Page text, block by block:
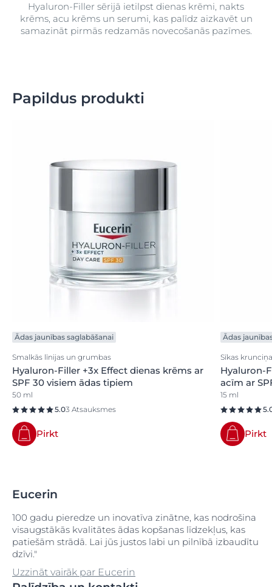
Hyaluron-Filler sērijā ietilpst dienas krēmi, nakts
krēms, acu krēms un serumi, kas palīdz aizkavēt un
samazināt pirmās redzamās novecošanās pazīmes.
Papildus produkti
Ādas jaunības saglabāšanai
Smalkās līnijas un grumbas
Hyaluron-Filler +3x Effect dienas krēms ar
SPF 30 visiem ādas tipiem
50 ml
5.03 Atsauksmes
Pirkt
Ādas
Sīkas
Hyaluron-
acīm ar
15 ml
Pirkt
Eucerin
100 gadu pieredze un inovatīva zinātne, kas nodrošina
visaugstākās kvalitātes ādas kopšanas līdzekļus, kas
patiešām strādā. Lai jūs justos labi un pilnībā izbaudītu
dzīvi."
Uzzināt vairāk par Eucerin